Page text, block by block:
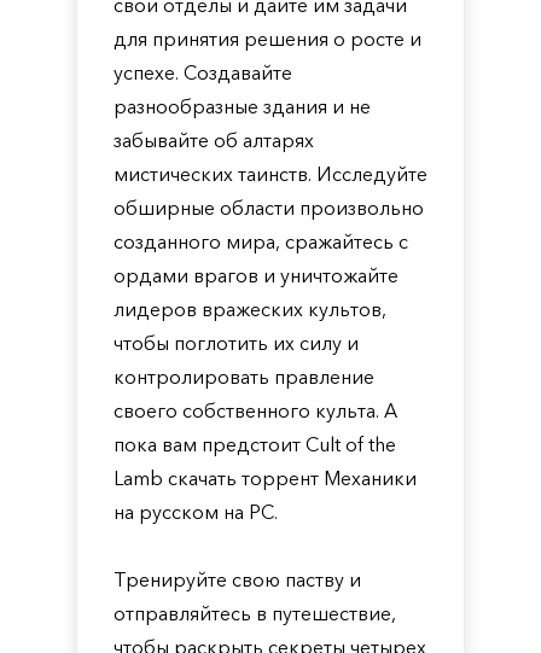
свои отделы и дайте им задачи
для принятия решения о росте и
успехе. Создавайте
разнообразные здания и не
забывайте об алтарях
мистических таинств. Исследуйте
обширные области произвольно
созданного мира, сражайтесь с
ордами врагов и уничтожайте
лидеров вражеских культов,
чтобы поглотить их силу и
контролировать правление
своего собственного культа. А
пока вам предстоит Cult of the
Lamb скачать торрент Механики
на русском на PC.
Тренируйте свою паству и
отправляйтесь в путешествие,
чтобы раскрыть секреты четырех